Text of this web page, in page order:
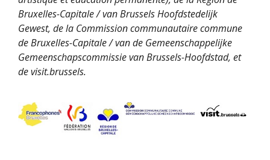
Bruxelles-Capitale / van Brussels Hoofdstedelijk
Gewest, de la Commission communautaire commune
de Bruxelles-Capitale / van de Gemeenschappelijke
Gemeenschapscommissie van Brussels-Hoofdstad, et
de visit.brussels.